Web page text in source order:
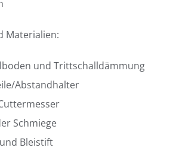
Materialien:
und Trittschalldämmung
Abstandhalter
Schmiege
Bleistift